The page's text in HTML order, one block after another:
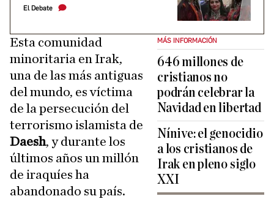
El Debate
MÁS INFORMACIÓN
646 millones de
cristianos no
podrán celebrar la
Navidad en libertad
Nínive: el genocidio
a los cristianos de
Irak en pleno siglo
XXI
Esta comunidad
minoritaria en Irak,
una de las más antiguas
del mundo, es víctima
de la persecución del
terrorismo islamista de
Daesh, y durante los
últimos años un millón
de iraquíes ha
abandonado su país.